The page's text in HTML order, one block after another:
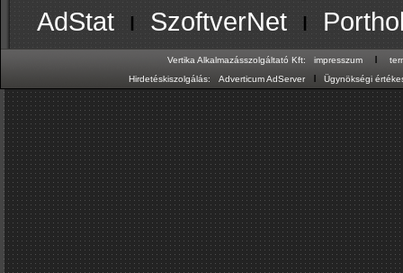
AdStat ıSzoftverNetı
Vertika Alkalmazásszolgáltató Kft: impresszum ı
Hirdetéskiszolgálás:
Adverticum AdServer ıÜgynökségi